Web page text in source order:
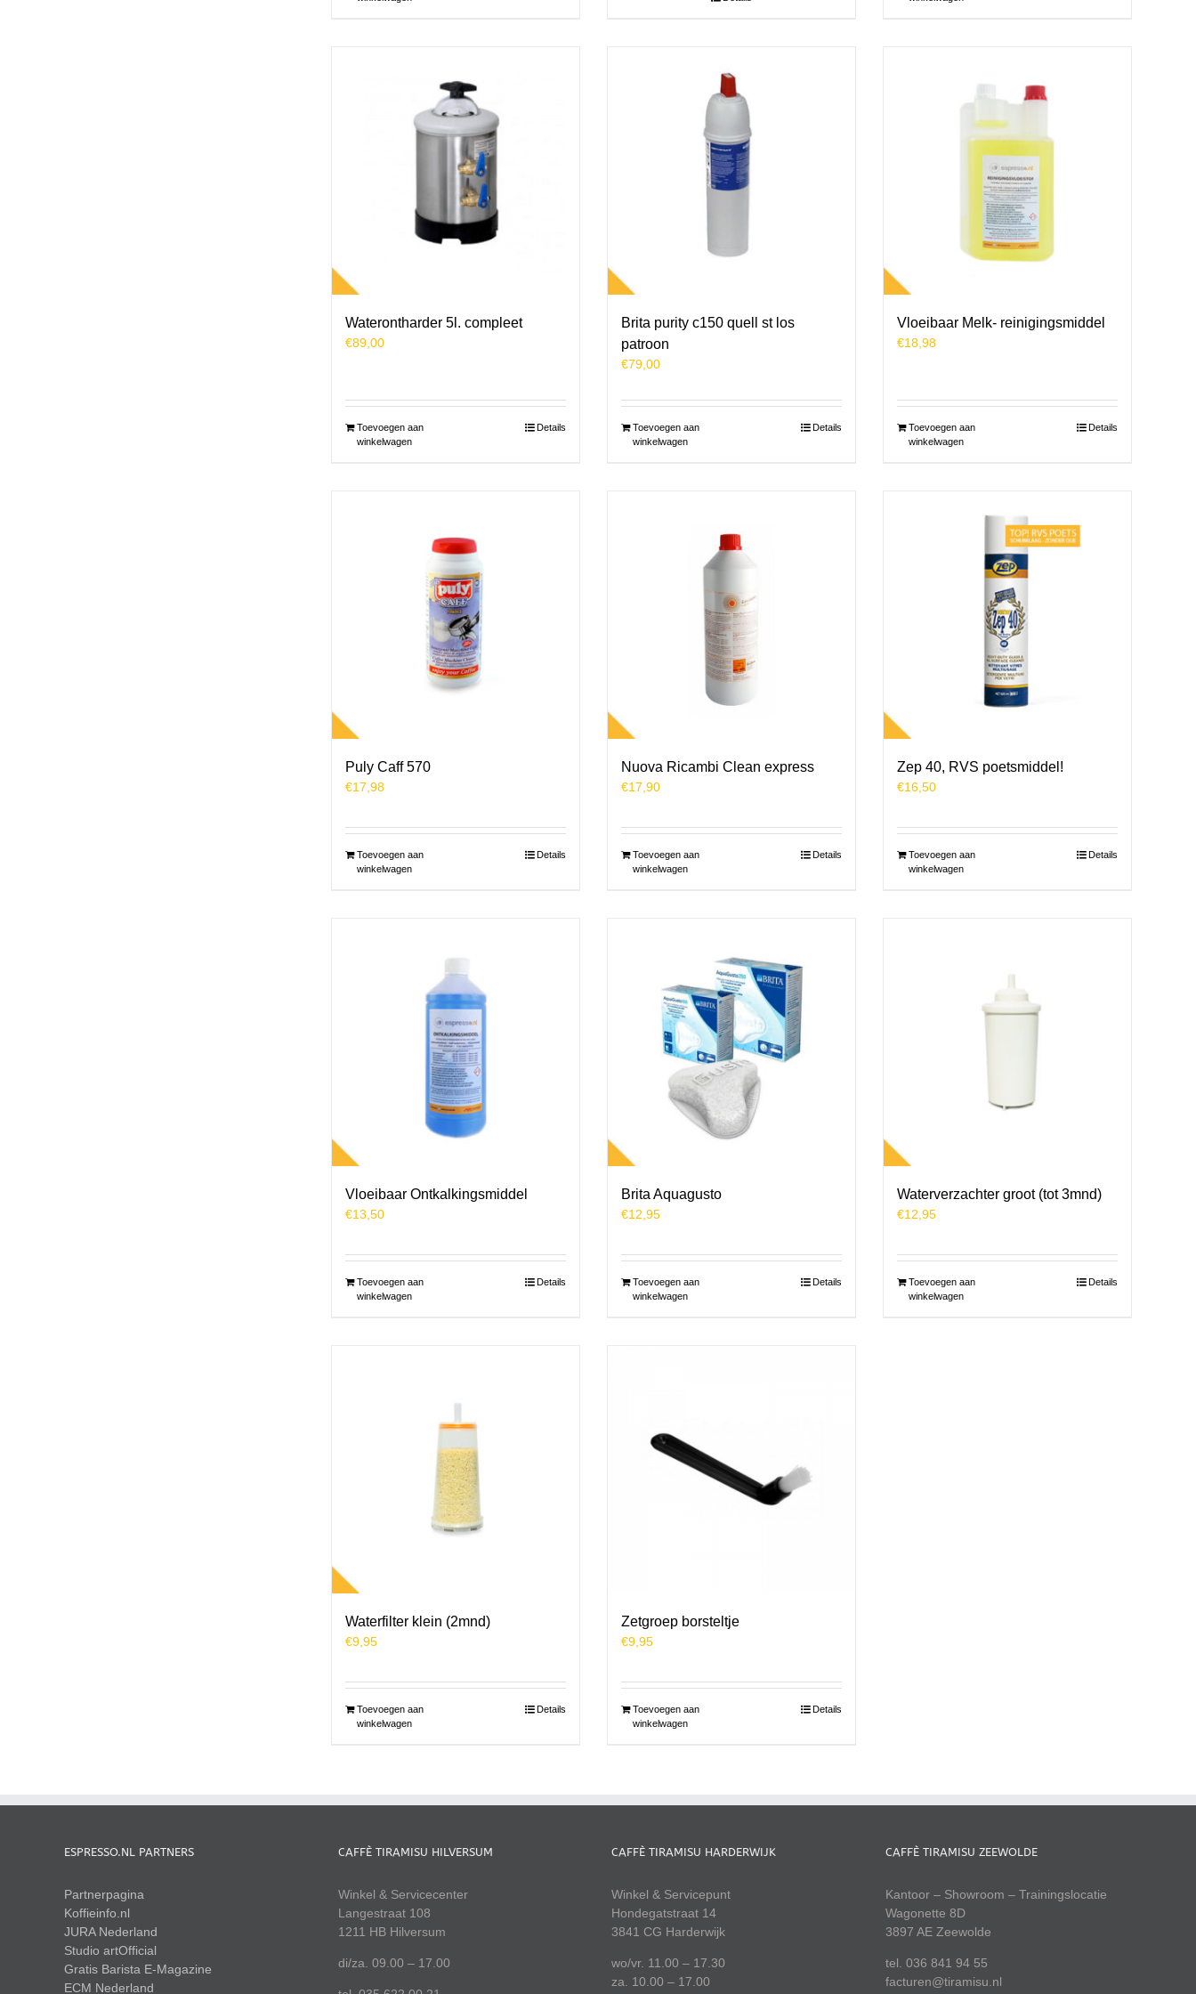
Waterontharder 5l. compleet
€89,00
Toevoegen aan
winkelwagen
Details
Brita purity c150 quell st los
patroon
€79,00
Toevoegen aan
winkelwagen
Details
Vloeibaar Melk- reinigingsmiddel
€18,98
Toevoegen aan
winkelwagen
Details
Puly Caff 570
€17,98
Toevoegen aan
winkelwagen
Details
Nuova Ricambi Clean express
€17,90
Toevoegen aan
winkelwagen
Details
Zep 40, RVS poetsmiddel!
€16,50
Toevoegen aan
winkelwagen
Details
Vloeibaar Ontkalkingsmiddel
€13,50
Toevoegen aan
winkelwagen
Details
Brita Aquagusto
€12,95
Toevoegen aan
winkelwagen
Details
Waterverzachter groot (tot 3mnd)
€12,95
Toevoegen aan
winkelwagen
Details
Waterfilter klein (2mnd)
€9,95
Toevoegen aan
winkelwagen
Details
Zetgroep borsteltje
€9,95
Toevoegen aan
winkelwagen
Details
ESPRESSO.NL PARTNERS
Partnerpagina
Koffieinfo.nl
JURA Nederland
Studio artOfficial
Gratis Barista E-Magazine
ECM Nederland
CAFFÈ TIRAMISU HILVERSUM
Winkel & Servicecenter
Langestraat 108
1211 HB Hilversum
di/za. 09.00 – 17.00
CAFFÈ TIRAMISU HARDERWIJK
Winkel & Servicepunt
Hondegatstraat 14
3841 CG Harderwijk
wo/vr. 11.00 – 17.30
za. 10.00 – 17.00
CAFFÈ TIRAMISU ZEEWOLDE
Kantoor – Showroom – Trainingslocatie
Wagonette 8D
3897 AE Zeewolde
tel. 036 841 94 55
facturen@tiramisu.nl